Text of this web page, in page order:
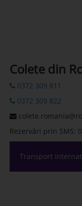
Colete din
0372 309 811
0372 309 822
Rezervări prin SMS:
Transport